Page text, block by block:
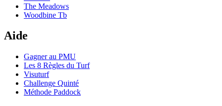
The Meadows
Woodbine Tb
Aide
Gagner au PMU
Les 8 Règles du Turf
Visuturf
Challenge Quinté
Méthode Paddock